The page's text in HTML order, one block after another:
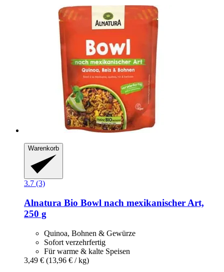
Warenkorb
3.7 (3)
Alnatura Bio Bowl nach mexikanischer Art,
250 g
Quinoa, Bohnen & Gewürze
Sofort verzehrfertig
Für warme & kalte Speisen
3,49 € (13,96 € / kg)